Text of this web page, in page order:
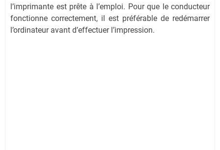
l’imprimante est prête à l’emploi. Pour que le conducteur
fonctionne correctement, il est préférable de redémarrer
l’ordinateur avant d’effectuer l’impression.